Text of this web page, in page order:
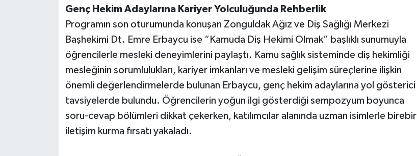
Genç Hekim Adaylarına Kariyer Yolculuğunda Rehberlik
Programın son oturumunda konuşan Zonguldak Ağız ve Diş Sağlığı Merkezi
Başhekimi Dt. Emre Erbaycu ise “Kamuda Diş Hekimi Olmak” başlıklı sunumuyla
öğrencilerle mesleki deneyimlerini paylaştı. Kamu sağlık sisteminde diş hekimliği
mesleğinin sorumlulukları, kariyer imkanları ve mesleki gelişim süreçlerine ilişkin
önemli değerlendirmelerde bulunan Erbaycu, genç hekim adaylarına yol gösterici
tavsiyelerde bulundu. Öğrencilerin yoğun ilgi gösterdiği sempozyum boyunca
soru-cevap bölümleri dikkat çekerken, katılımcılar alanında uzman isimlerle birebir
iletişim kurma fırsatı yakaladı.